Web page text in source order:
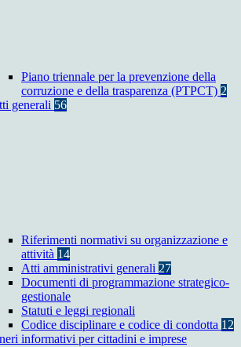
Piano triennale per la prevenzione della
corruzione e della trasparenza (PTPCT) 2
generali 56
Riferimenti normativi su organizzazione e
attività 14
Atti amministrativi generali 27
Documenti di programmazione strategico-
gestionale
Statuti e leggi regionali
Codice disciplinare e codice di condotta 12
informativi per cittadini e imprese